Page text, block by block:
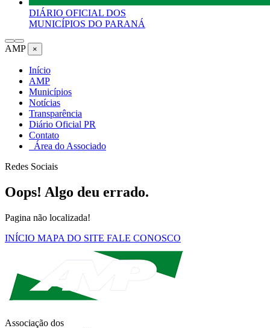
DIÁRIO OFICIAL DOS
MUNICÍPIOS DO PARANÁ
AMP ×
Início
AMP
Municípios
Notícias
Transparência
Diário Oficial PR
Contato
Área do Associado
Redes Sociais
Oops! Algo deu errado.
Pagina não localizada!
INÍCIO MAPA DO SITE FALE CONOSCO
Associação dos